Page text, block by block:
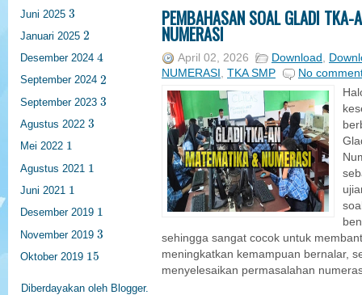
Juni 2025 3
3
Januari 2025 2
2
Desember 2024 4
4
September 2024 2
2
September 2023 3
3
Agustus 2022 3
3
Mei 2022 1
1
Agustus 2021 1
1
Juni 2021 1
1
Desember 2019 1
1
November 2019 3
3
Oktober 2019 15
15
Diberdayakan oleh Blogger.
PEMBAHASAN SOAL GLADI
NUMERASI
April 02, 2026 Download ,
NUMERASI , TKA SMP
No
sehingga sangat cocok untuk
meningkatkan kemampuan bernalar,
menyelesaikan permasalahan